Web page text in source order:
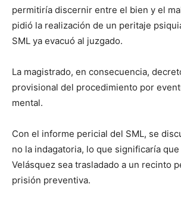
permitiría discernir entre el bien y el
pidió la realización de un peritaje
SML ya evacuó al juzgado.
La magistrado, en consecuencia,
provisional del procedimiento por
mental.
Con el informe pericial del SML, se
no la indagatoria, lo que significaría que
Velásquez sea trasladado a un recinto
prisión preventiva.